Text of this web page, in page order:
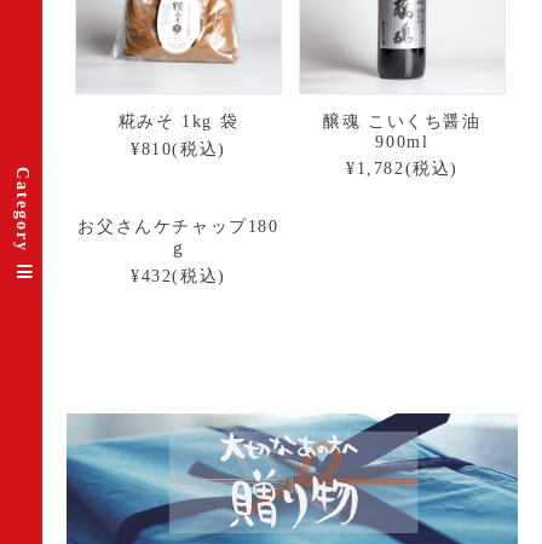
Category
糀みそ 1kg 袋
¥810(税込)
醸魂 こいくち醤油
900ml
¥1,782(税込)
お父さんケチャップ180
ｇ
¥432(税込)